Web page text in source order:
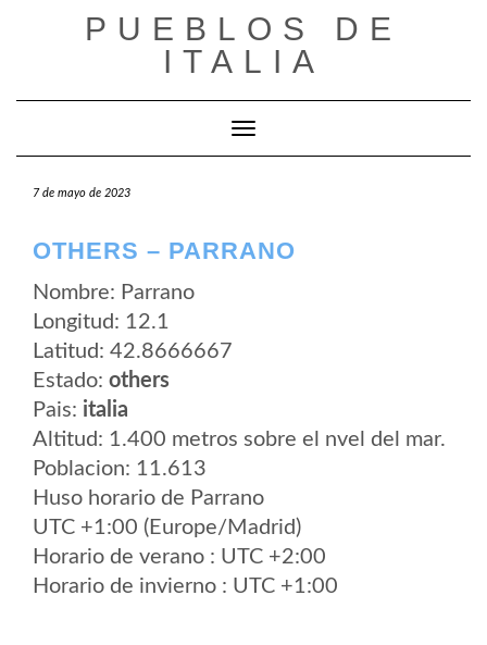
PUEBLOS DE
ITALIA
Cambiar modo de navegación
7 de mayo de 2023
OTHERS – PARRANO
Nombre: Parrano
Longitud: 12.1
Latitud: 42.8666667
Estado: others
Pais: italia
Altitud: 1.400 metros sobre el nvel del mar.
Poblacion: 11.613
Huso horario de Parrano
UTC +1:00 (Europe/Madrid)
Horario de verano : UTC +2:00
Horario de invierno : UTC +1:00